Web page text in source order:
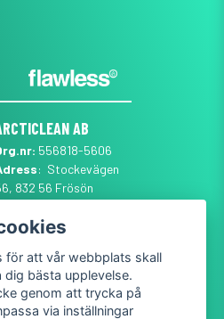
AB
556818-5606
: Stockevägen
832 56 Frösön
:0101889555
för att vår webbplats skall
dig bästa upplevelse.
genom att trycka på
via inställningar